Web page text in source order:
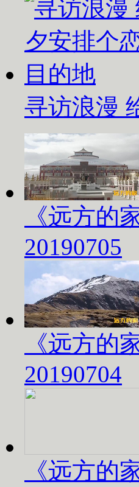
寻访浪漫
《远方的
20190705
《远方的
20190704
《远方的